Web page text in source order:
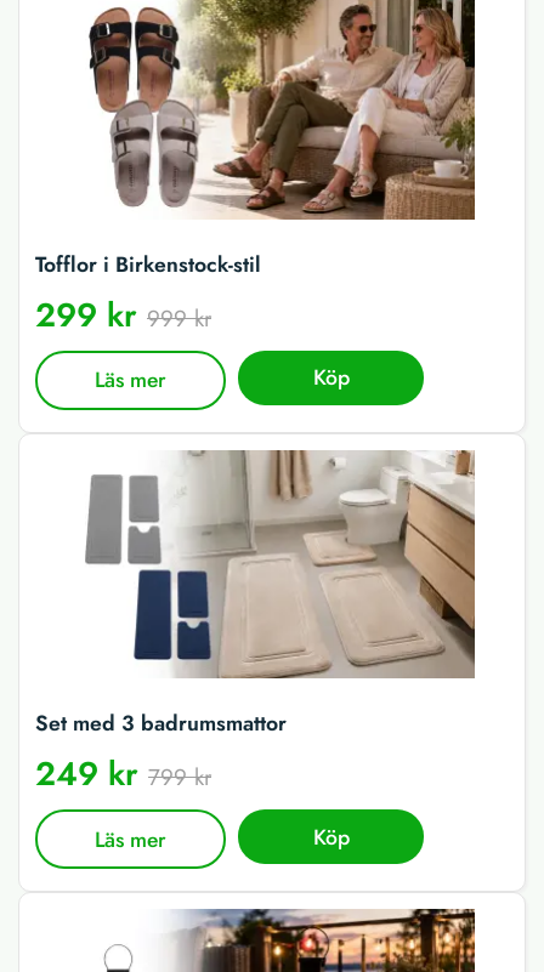
Tofflor i Birkenstock-stil
299 kr 999 kr
Läs mer Köp
Set med 3 badrumsmattor
249 kr 799 kr
Läs mer Köp